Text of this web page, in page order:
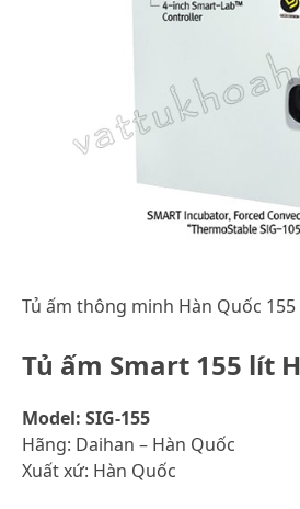
Tủ ấm thông minh Hàn Quốc 155
Tủ ấm Smart 155 lít
Model: SIG-155
Hãng: Daihan – Hàn Quốc
Xuất xứ: Hàn Quốc